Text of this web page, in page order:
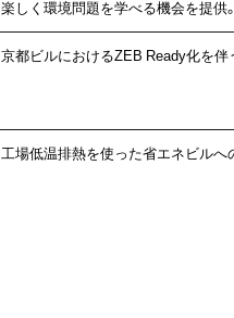
楽しく環境問題を学べる機会を提供
京都ビルにおけるZEB Ready化を伴
工場低温排熱を使った省エネビルへ